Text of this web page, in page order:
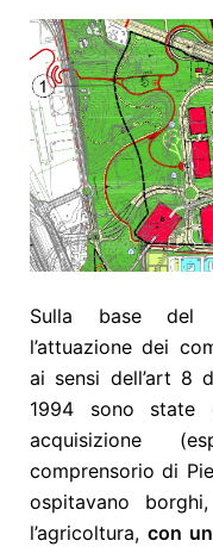
Sulla base del
l’attuazione dei
ai sensi dell’art 8
1994 sono state
acquisizione
comprensorio di
ospitavano
l’agricoltura,con